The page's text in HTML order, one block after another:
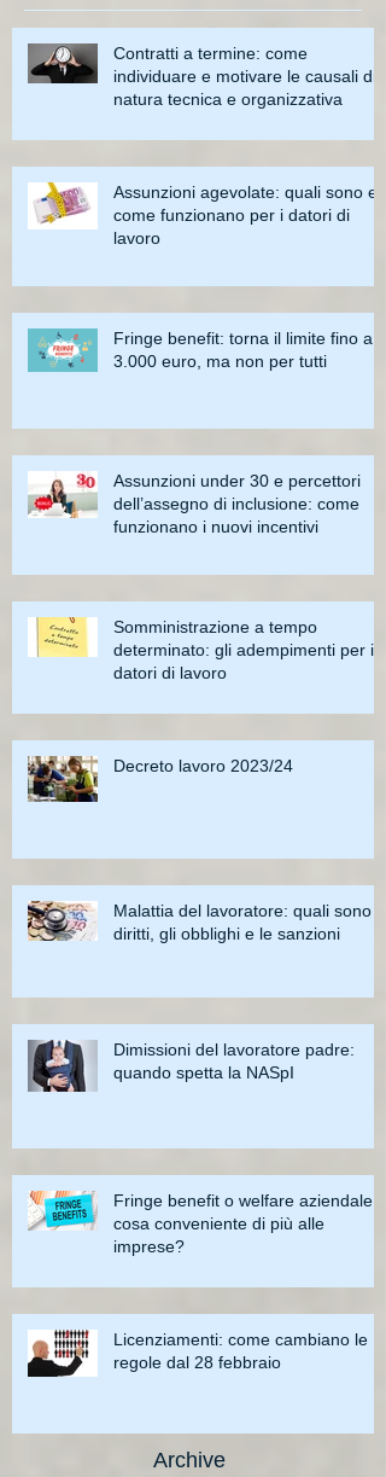
Contratti a termine: come
individuare e motivare le causali di
natura tecnica e organizzativa
Assunzioni agevolate: quali sono e
come funzionano per i datori di
lavoro
Fringe benefit: torna il limite fino a
3.000 euro, ma non per tutti
Assunzioni under 30 e percettori
dell’assegno di inclusione: come
funzionano i nuovi incentivi
Somministrazione a tempo
determinato: gli adempimenti per i
datori di lavoro
Decreto lavoro 2023/24
Malattia del lavoratore: quali sono i
diritti, gli obblighi e le sanzioni
Dimissioni del lavoratore padre:
quando spetta la NASpI
Fringe benefit o welfare aziendale:
cosa conveniente di più alle
imprese?
Licenziamenti: come cambiano le
regole dal 28 febbraio
Archive